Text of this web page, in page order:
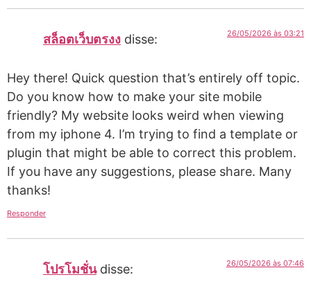
สล็อตเว็บตรงง disse: 26/05/2026 às 03:21
Hey there! Quick question that’s entirely off topic.
Do you know how to make your site mobile
friendly? My website looks weird when viewing
from my iphone 4. I’m trying to find a template or
plugin that might be able to correct this problem.
If you have any suggestions, please share. Many
thanks!
Responder
โปรโมชั่น disse: 26/05/2026 às 07:46